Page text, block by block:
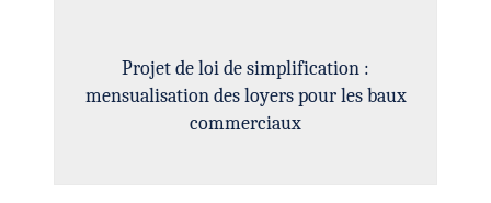
Projet de loi de simplification :
mensualisation des loyers pour les baux
commerciaux